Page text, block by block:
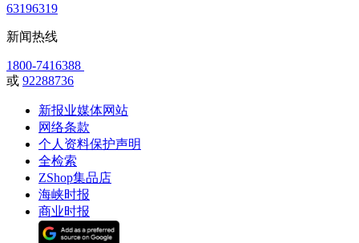
63196319
新闻热线
1800-7416388
或 92288736
新报业媒体网站
网络条款
个人资料保护声明
全检索
ZShop集品店
海峡时报
商业时报